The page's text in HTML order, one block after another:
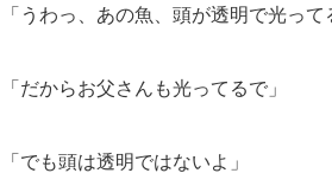
「うわっ、あの魚、頭が透明で光って
「だからお父さんも光ってるで」
「でも頭は透明ではないよ」